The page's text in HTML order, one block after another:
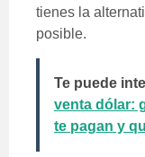
tienes la
posible.
Te puede
venta dólar:
te pagan y